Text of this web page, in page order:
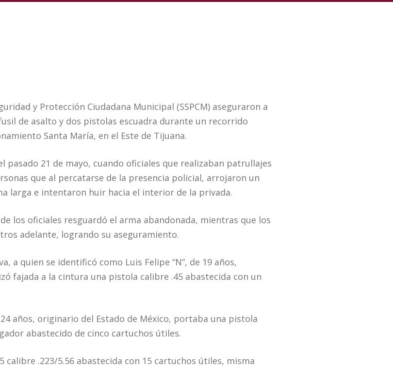
y Protección Ciudadana Municipal (SSPCM) aseguraron a
de asalto y dos pistolas escuadra durante un recorrido
Santa María, en el Este de Tijuana.
pasado 21 de mayo, cuando oficiales que realizaban patrullajes
que al percatarse de la presencia policial, arrojaron un
larga e intentaron huir hacia el interior de la privada.
los oficiales resguardó el arma abandonada, mientras que los
adelante, logrando su aseguramiento.
a quien se identificó como Luis Felipe “N”, de 19 años,
fajada a la cintura una pistola calibre .45 abastecida con un
años, originario del Estado de México, portaba una pistola
abastecido de cinco cartuchos útiles.
calibre .223/5.56 abastecida con 15 cartuchos útiles, misma